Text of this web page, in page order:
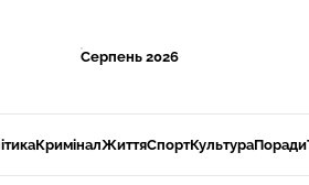
Серпень 2026
КриміналЖиттяСпортКультураПоради